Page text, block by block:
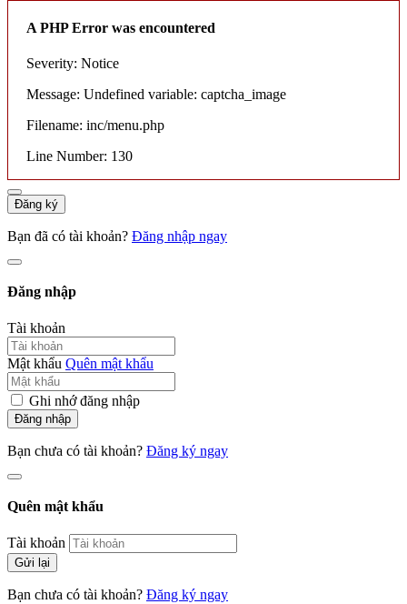
A PHP Error was encountered
Severity: Notice
Message: Undefined variable: captcha_image
Filename: inc/menu.php
Line Number: 130
Đăng ký
Bạn đã có tài khoản? Đăng nhập ngay
Đăng nhập
Tài khoản
Mật khẩu Quên mật khẩu
Ghi nhớ đăng nhập
Đăng nhập
Bạn chưa có tài khoản? Đăng ký ngay
Quên mật khẩu
Tài khoản
Gửi lại
Bạn chưa có tài khoản? Đăng ký ngay